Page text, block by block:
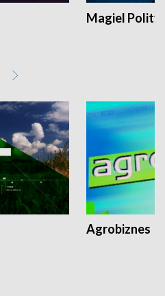
Magiel
Agrobiznes